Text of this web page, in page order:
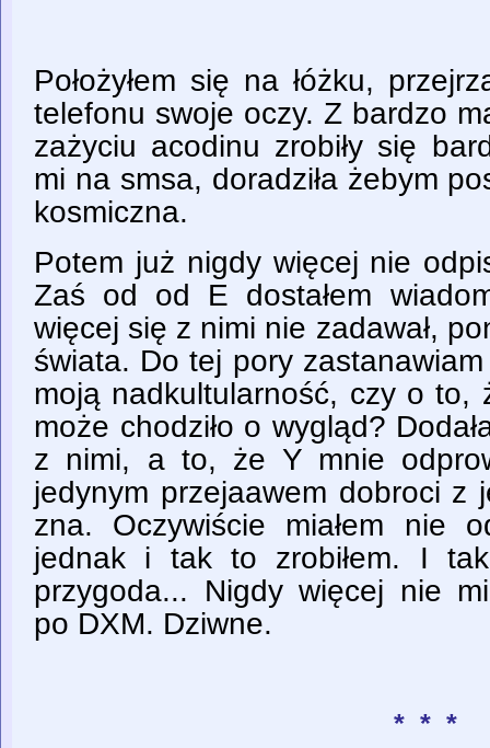
Położyłem się na łóżku,
telefonu swoje oczy. Z bardzo
zażyciu acodinu zrobiły się
mi na smsa, doradziła żebym
kosmiczna.
Potem już nigdy więcej nie
Zaś od od E dostałem
więcej się z nimi nie zadawał,
świata. Do tej pory
moją nadkultularność, czy o to,
może chodziło o wygląd?
z nimi, a to, że Y mnie
jedynym przejaawem dobroci z
zna. Oczywiście miałem nie
jednak i tak to zrobiłem. I
przygoda... Nigdy więcej nie
po DXM. Dziwne.
* * *